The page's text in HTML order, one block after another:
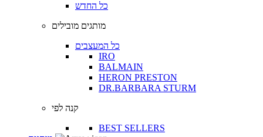
כל החדש
מותגים מובילים
כל המעצבים
IRO
BALMAIN
HERON PRESTON
DR.BARBARA STURM
קנה לפי
BEST SELLERS